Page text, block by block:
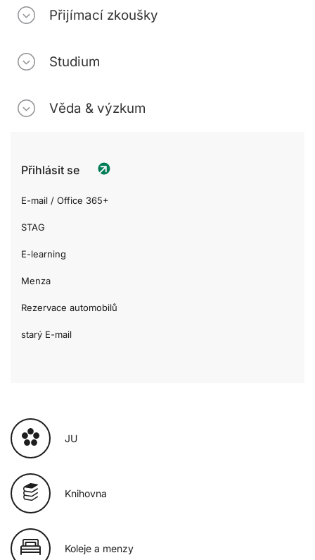
Přijímací zkoušky
Studium
Věda & výzkum
Přihlásit se
E-mail / Office 365+
STAG
E-learning
Menza
Rezervace automobilů
starý E-mail
JU
Knihovna
Koleje a menzy